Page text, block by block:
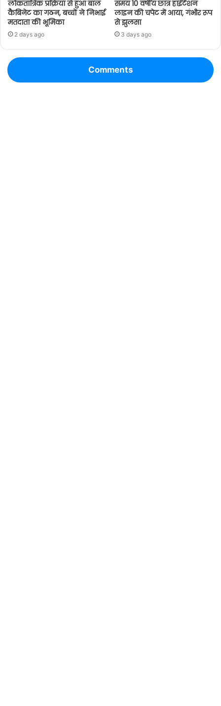
लोकतांत्रिक प्रक्रिया से हुआ बाल
कैबिनेट का गठन, बच्चों ने निभाई
मतदाता की भूमिका
2 days ago
समय 10 वर्षीय छात्र हाईटेंशन
लाइन की चपेट में आया, गंभीर रूप
से झुलसा
3 days ago
Comments